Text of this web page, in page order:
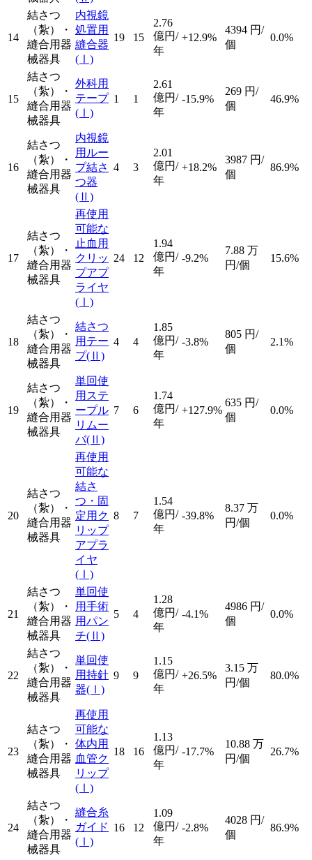
14
結さつ
（紮）・
縫合用器
械器具
内視鏡
処置用
縫合器
(Ⅰ)
19 15
2.76
億円/
年
+12.9%
4394 円/
個
0.0%
15
結さつ
（紮）・
縫合用器
械器具
外科用
テープ
(Ⅰ)
1 1
2.61
億円/
年
-15.9%
269 円/
個
46.9%
16
結さつ
（紮）・
縫合用器
械器具
内視鏡
用ルー
プ結さ
つ器
(Ⅱ)
4 3
2.01
億円/
年
+18.2%
3987 円/
個
86.9%
17
結さつ
（紮）・
縫合用器
械器具
再使用
可能な
止血用
クリッ
プアプ
ライヤ
(Ⅰ)
24 12
1.94
億円/
年
-9.2%
7.88 万
円/個
15.6%
18
結さつ
（紮）・
縫合用器
械器具
結さつ
用テー
プ(Ⅱ)
4 4
1.85
億円/
年
-3.8%
805 円/
個
2.1%
19
結さつ
（紮）・
縫合用器
械器具
単回使
用ステ
ープル
リムー
バ(Ⅱ)
7 6
1.74
億円/
年
+127.9%
635 円/
個
0.0%
20
結さつ
（紮）・
縫合用器
械器具
再使用
可能な
結さ
つ・固
定用ク
リップ
アプラ
イヤ
(Ⅰ)
8 7
1.54
億円/
年
-39.8%
8.37 万
円/個
0.0%
21
結さつ
（紮）・
縫合用器
械器具
単回使
用手術
用パン
チ(Ⅱ)
5 4
1.28
億円/
年
-4.1%
4986 円/
個
0.0%
22
結さつ
（紮）・
縫合用器
械器具
単回使
用持針
器(Ⅰ)
9 9
1.15
億円/
年
+26.5%
3.15 万
円/個
80.0%
23
結さつ
（紮）・
縫合用器
械器具
再使用
可能な
体内用
血管ク
リップ
(Ⅰ)
18 16
1.13
億円/
年
-17.7%
10.88 万
円/個
26.7%
24
結さつ
（紮）・
縫合用器
械器具
縫合糸
ガイド
(Ⅰ)
16 12
1.09
億円/
年
-2.8%
4028 円/
個
86.9%